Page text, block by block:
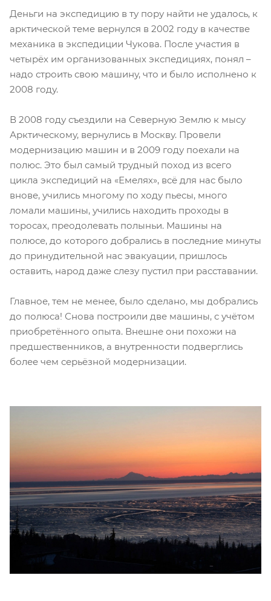
Деньги на экспедицию в ту пору найти не удалось, к
арктической теме вернулся в 2002 году в качестве
механика в экспедиции Чукова. После участия в
четырёх им организованных экспедициях, понял –
надо строить свою машину, что и было исполнено к
2008 году.
В 2008 году съездили на Северную Землю к мысу
Арктическому, вернулись в Москву. Провели
модернизацию машин и в 2009 году поехали на
полюс. Это был самый трудный поход из всего
цикла экспедиций на «Емелях», всё для нас было
внове, учились многому по ходу пьесы, много
ломали машины, учились находить проходы в
торосах, преодолевать полыньи. Машины на
полюсе, до которого добрались в последние минуты
до принудительной нас эвакуации, пришлось
оставить, народ даже слезу пустил при расставании.
Главное, тем не менее, было сделано, мы добрались
до полюса! Снова построили две машины, с учётом
приобретённого опыта. Внешне они похожи на
предшественников, а внутренности подверглись
более чем серьёзной модернизации.